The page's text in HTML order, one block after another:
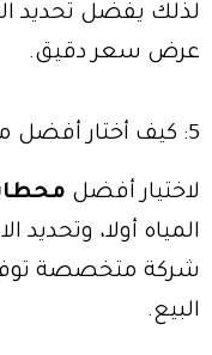
لذلك يفضل تحديد
عرض سعر دقيق.
5: كيف أختار أفضل محطات تنقية المياه لمشروعي؟
لاختيار أفضل
المياه أولا، وتحديد
شركة متخصصة
البيع.